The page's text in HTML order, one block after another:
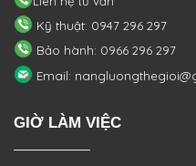
Kỹ thuật: 0947 296 297
Bảo hành: 0966 296 297
Email:
GIỜ LÀM VIỆC